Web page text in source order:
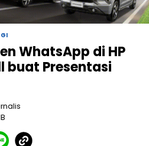
WhatsApp di HP
buat Presentasi